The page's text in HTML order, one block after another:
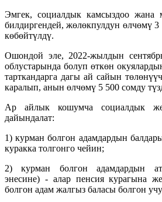
Эмгек, социалдык камсыздоо жана
билдиргендей, жөлөкпулдун өлчөмү
көбөйтүлдү.
Ошондой эле, 2022-жылдын
облустарында болуп өткөн
тарткандарга дагы ай сайын
каралып, анын өлчөмү 5 500 сомду
Ар айлык кошумча социалдык
дайындалат:
1) курман болгон адамдардын
куракка толгонго чейин;
2) курман болгон адамдардын
энесине) - алар пенсия курагына
болгон адам жалгыз баласы болгон